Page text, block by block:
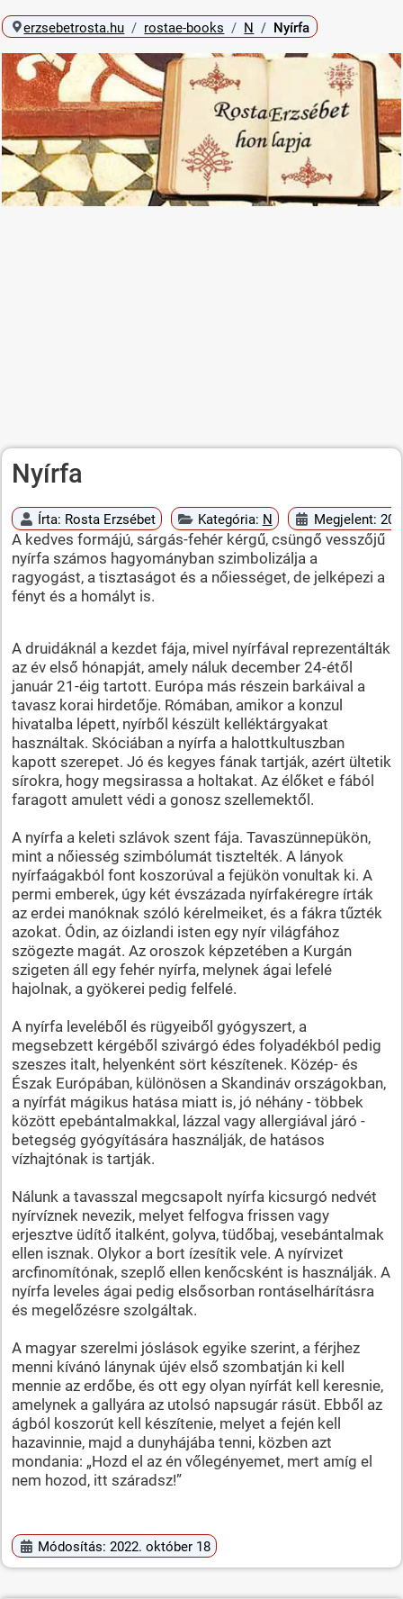
erzsebetrosta.hu rostae-books N Nyírfa
Nyírfa
Írta: Rosta Erzsébet Kategória: N Megjelent:
A kedves formájú, sárgás-fehér kérgű, csüngő vesszőjű
nyírfa számos hagyományban szimbolizálja a
ragyogást, a tisztaságot és a nőiességet, de jelképezi a
fényt és a homályt is.
A druidáknál a kezdet fája, mivel nyírfával reprezentálták
az év első hónapját, amely náluk december 24-étől
január 21-éig tartott. Európa más részein barkáival a
tavasz korai hirdetője. Rómában, amikor a konzul
hivatalba lépett, nyírből készült kelléktárgyakat
használtak. Skóciában a nyírfa a halottkultuszban
kapott szerepet. Jó és kegyes fának tartják, azért ültetik
sírokra, hogy megsirassa a holtakat. Az élőket e fából
faragott amulett védi a gonosz szellemektől.
A nyírfa a keleti szlávok szent fája. Tavaszünnepükön,
mint a nőiesség szimbólumát tisztelték. A lányok
nyírfaágakból font koszorúval a fejükön vonultak ki. A
permi emberek, úgy két évszázada nyírfakéregre írták
az erdei manóknak szóló kérelmeiket, és a fákra tűzték
azokat. Ódin, az óizlandi isten egy nyír világfához
szögezte magát. Az oroszok képzetében a Kurgán
szigeten áll egy fehér nyírfa, melynek ágai lefelé
hajolnak, a gyökerei pedig felfelé.
A nyírfa leveléből és rügyeiből gyógyszert, a
megsebzett kérgéből szivárgó édes folyadékból pedig
szeszes italt, helyenként sört készítenek. Közép- és
Észak Európában, különösen a Skandináv országokban,
a nyírfát mágikus hatása miatt is, jó néhány - többek
között epebántalmakkal, lázzal vagy allergiával járó -
betegség gyógyítására használják, de hatásos
vízhajtónak is tartják.
Nálunk a tavasszal megcsapolt nyírfa kicsurgó nedvét
nyírvíznek nevezik, melyet felfogva frissen vagy
erjesztve üdítő italként, golyva, tüdőbaj, vesebántalmak
ellen isznak. Olykor a bort ízesítik vele. A nyírvizet
arcfinomítónak, szeplő ellen kenőcsként is használják. A
nyírfa leveles ágai pedig elsősorban rontáselhárításra
és megelőzésre szolgáltak.
A magyar szerelmi jóslások egyike szerint, a férjhez
menni kívánó lánynak újév első szombatján ki kell
mennie az erdőbe, és ott egy olyan nyírfát kell keresnie,
amelynek a gallyára az utolsó napsugár rásüt. Ebből az
ágból koszorút kell készítenie, melyet a fején kell
hazavinnie, majd a dunyhájába tenni, közben azt
mondania: „Hozd el az én vőlegényemet, mert amíg el
nem hozod, itt száradsz!”
Módosítás: 2022. október 18